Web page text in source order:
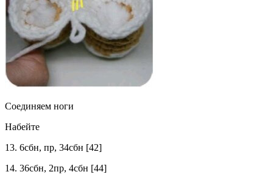
Соединяем ноги
Набейте
13. 6сбн, пр, 34сбн [42]
14. 36сбн, 2пр, 4сбн [44]